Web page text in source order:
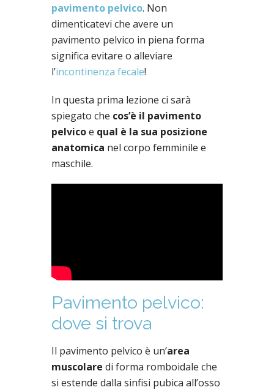
pavimento pelvico. Non
dimenticatevi che avere un
pavimento pelvico in piena forma
significa evitare o alleviare
l’incontinenza fecale!
In questa prima lezione ci sarà
spiegato che cos’è il pavimento
pelvicoe qual è la sua posizione
anatomica nel corpo femminile e
maschile.
Pavimento pelvico:
dove si trova
Il pavimento pelvico è un’area
muscolare di forma romboidale che
si estende dalla sinfisi pubica all’osso